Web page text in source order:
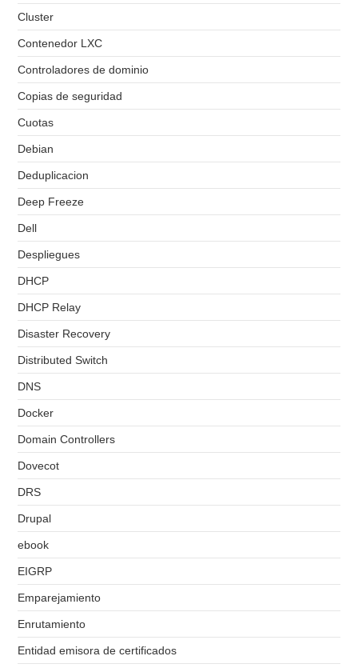
Cluster
Contenedor LXC
Controladores de dominio
Copias de seguridad
Cuotas
Debian
Deduplicacion
Deep Freeze
Dell
Despliegues
DHCP
DHCP Relay
Disaster Recovery
Distributed Switch
DNS
Docker
Domain Controllers
Dovecot
DRS
Drupal
ebook
EIGRP
Emparejamiento
Enrutamiento
Entidad emisora de certificados